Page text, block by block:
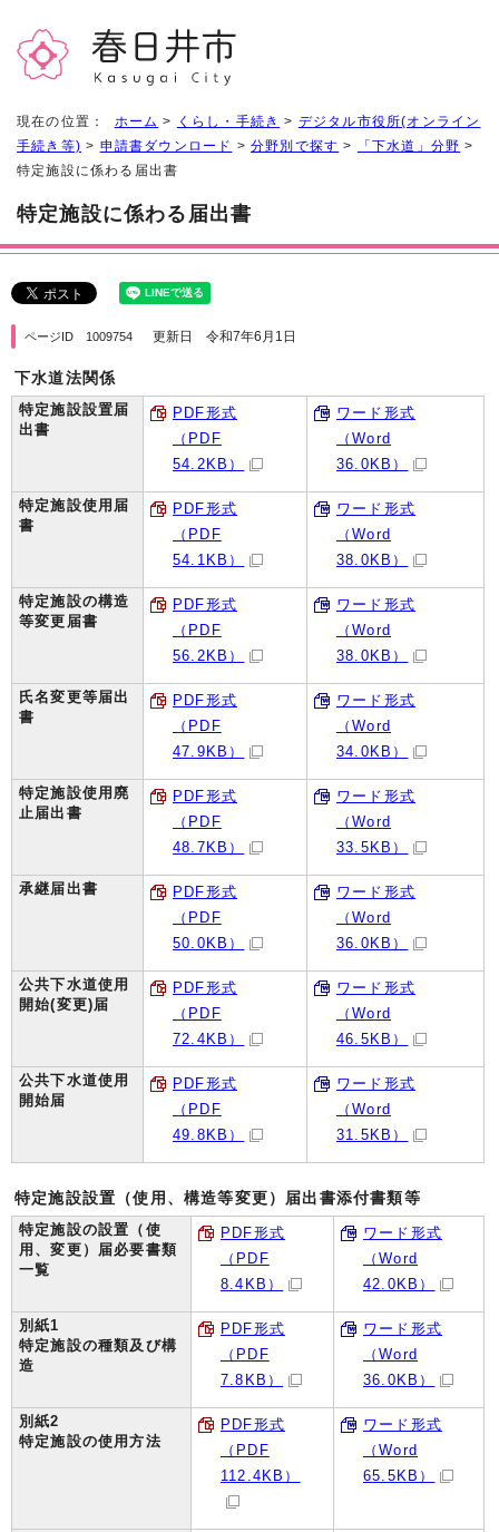
現在の位置： ホーム > くらし・手続き > デジタル市役所(オンライン
手続き等) > 申請書ダウンロード >分野別で探す > 「下水道」分野 >
特定施設に係わる届出書
特定施設に係わる届出書
ページID 1009754 更新日 令和7年6月1日
下水道法関係
特定施設設置届
出書
PDF形式
（PDF
54.2KB）
ワード形式
（Word
36.0KB）
特定施設使用届
書
PDF形式
（PDF
54.1KB）
ワード形式
（Word
38.0KB）
特定施設の構造
等変更届書
PDF形式
（PDF
56.2KB）
ワード形式
（Word
38.0KB）
氏名変更等届出
書
PDF形式
（PDF
47.9KB）
ワード形式
（Word
34.0KB）
特定施設使用廃
止届出書
PDF形式
（PDF
48.7KB）
ワード形式
（Word
33.5KB）
承継届出書
PDF形式
（PDF
50.0KB）
ワード形式
（Word
36.0KB）
公共下水道使用
開始(変更)届
PDF形式
（PDF
72.4KB）
ワード形式
（Word
46.5KB）
公共下水道使用
開始届
PDF形式
（PDF
49.8KB）
ワード形式
（Word
31.5KB）
特定施設設置（使用、構造等変更）届出書添付書類等
特定施設の設置（使
用、変更）届必要書類
一覧
PDF形式
（PDF
8.4KB）
ワード形式
（Word
42.0KB）
別紙1
特定施設の種類及び構
造
PDF形式
（PDF
7.8KB）
ワード形式
（Word
36.0KB）
別紙2
特定施設の使用方法
PDF形式
（PDF
112.4KB）
ワード形式
（Word
65.5KB）